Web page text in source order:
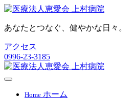
あなたとつなぐ、健やかな日々。
アクセス
0996-23-3185
Home ホーム